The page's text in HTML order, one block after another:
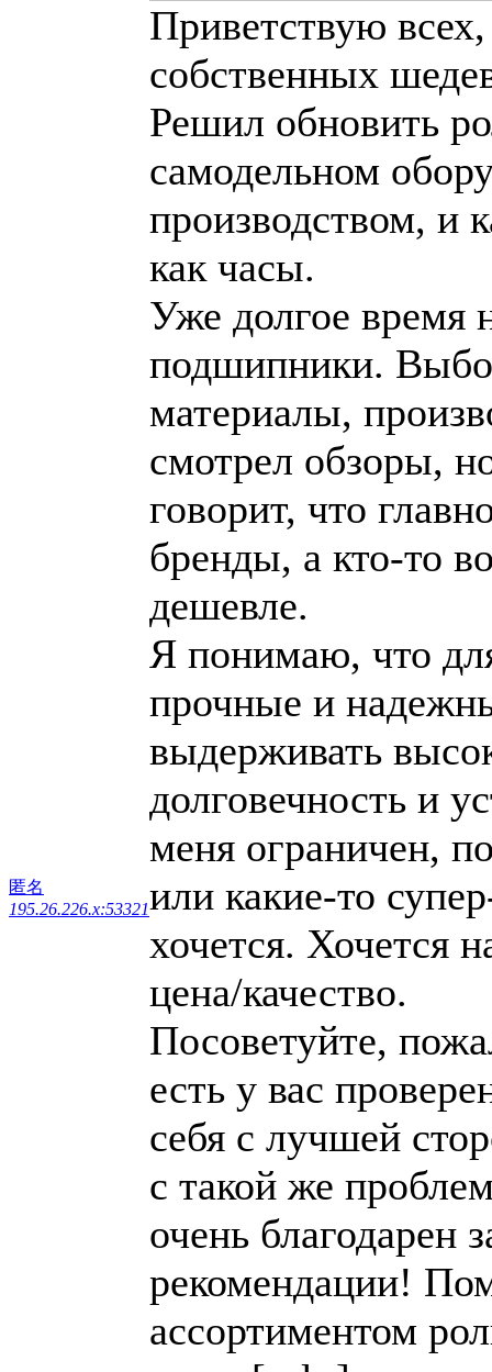
匿名
195.26.226.x:53321
Приветствую
собственных
Решил обновить
самодельном
производством, и
как часы.
Уже долгое время
подшипники.
материалы,
смотрел обзоры,
говорит, что
бренды, а кто-то
дешевле.
Я понимаю, что
прочные и
выдерживать
долговечность и
меня ограничен,
или какие-то
хочется. Хочется
цена/качество.
Посоветуйте,
есть у вас
себя с лучшей
с такой же
очень благодарен
рекомендации!
ассортиментом